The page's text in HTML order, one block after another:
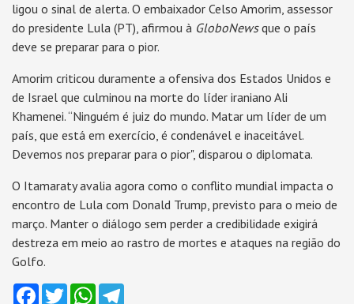
ligou o sinal de alerta. O embaixador Celso Amorim, assessor
do presidente Lula (PT), afirmou à GloboNewsque o país
deve se preparar para o pior.
Amorim criticou duramente a ofensiva dos Estados Unidos e
de Israel que culminou na morte do líder iraniano Ali
Khamenei. “Ninguém é juiz do mundo. Matar um líder de um
país, que está em exercício, é condenável e inaceitável.
Devemos nos preparar para o pior", disparou o diplomata.
O Itamaraty avalia agora como o conflito mundial impacta o
encontro de Lula com Donald Trump, previsto para o meio de
março. Manter o diálogo sem perder a credibilidade exigirá
destreza em meio ao rastro de mortes e ataques na região do
Golfo.
FacebookTwitterWhatsApp